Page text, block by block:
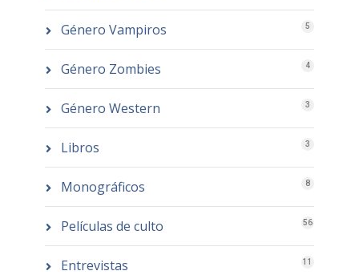
Género Vampiros 5
Género Zombies 4
Género Western 3
Libros 3
Monográficos 8
Películas de culto 56
Entrevistas 11